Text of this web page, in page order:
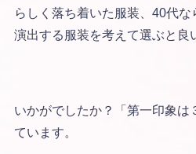
らしく落ち着いた服装、40代
演出する服装を考えて選ぶと良
いかがでしたか？「第一印象は
ています。